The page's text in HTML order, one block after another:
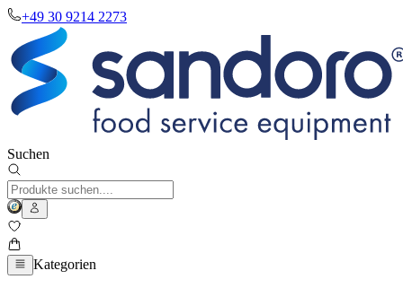
+49 30 9214 2273
Suchen
Kategorien